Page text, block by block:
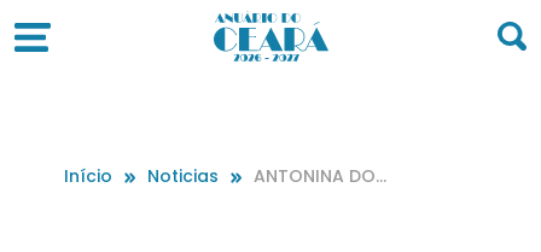
Início Noticias
ANTONINA DO